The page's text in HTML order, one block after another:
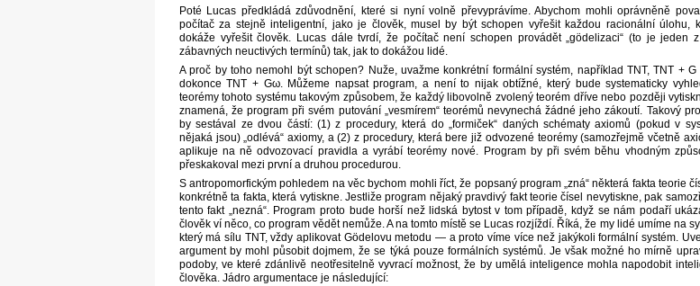
Poté Lucas předkládá zdůvodnění, které si nyní volně převyprávíme. Abychom mohli oprávněně
počítač za stejně inteligentní, jako je člověk, musel by být schopen vyřešit každou racionální úlohu,
dokáže vyřešit člověk. Lucas dále tvrdí, že počítač není schopen provádět „gödelizaci“ (to je jeden
zábavných neuctivých termínů) tak, jak to dokážou lidé.
A proč by toho nemohl být schopen? Nuže, uvažme konkrétní formální systém, například TNT, TNT + G
dokonce TNT + Gω. Můžeme napsat program, a není to nijak obtížné, který bude systematicky
teorémy tohoto systému takovým způsobem, že každý libovolně zvolený teorém dříve nebo později
znamená, že program při svém putování „vesmírem“ teorémů nevynechá žádné jeho zákoutí. Takový
by sestával ze dvou částí: (1) z procedury, která do „formiček“ daných schématy axiomů (pokud v
nějaká jsou) „odlévá“ axiomy, a (2) z procedury, která bere již odvozené teorémy (samozřejmě včetně
aplikuje na ně odvozovací pravidla a vyrábí teorémy nové. Program by při svém běhu vhodným
přeskakoval mezi první a druhou procedurou.
S antropomorfickým pohledem na věc bychom mohli říct, že popsaný program „zná“ některá fakta teorie
konkrétně ta fakta, která vytiskne. Jestliže program nějaký pravdivý fakt teorie čísel nevytiskne, pak
tento fakt „nezná“. Program proto bude horší než lidská bytost v tom případě, když se nám podaří
člověk ví něco, co program vědět nemůže. A na tomto místě se Lucas rozjíždí. Říká, že my lidé umíme na
který má sílu TNT, vždy aplikovat Gödelovu metodu — a proto víme více než jakýkoli formální systém.
argument by mohl působit dojmem, že se týká pouze formálních systémů. Je však možné ho mírně
podoby, ve které zdánlivě neotřesitelně vyvrací možnost, že by umělá inteligence mohla napodobit
člověka. Jádro argumentace je následující: